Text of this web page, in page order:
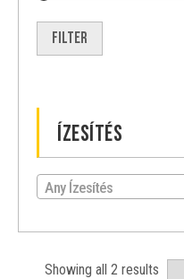
Filter
Ízesítés
Any Ízesítés
Showing all 2 results